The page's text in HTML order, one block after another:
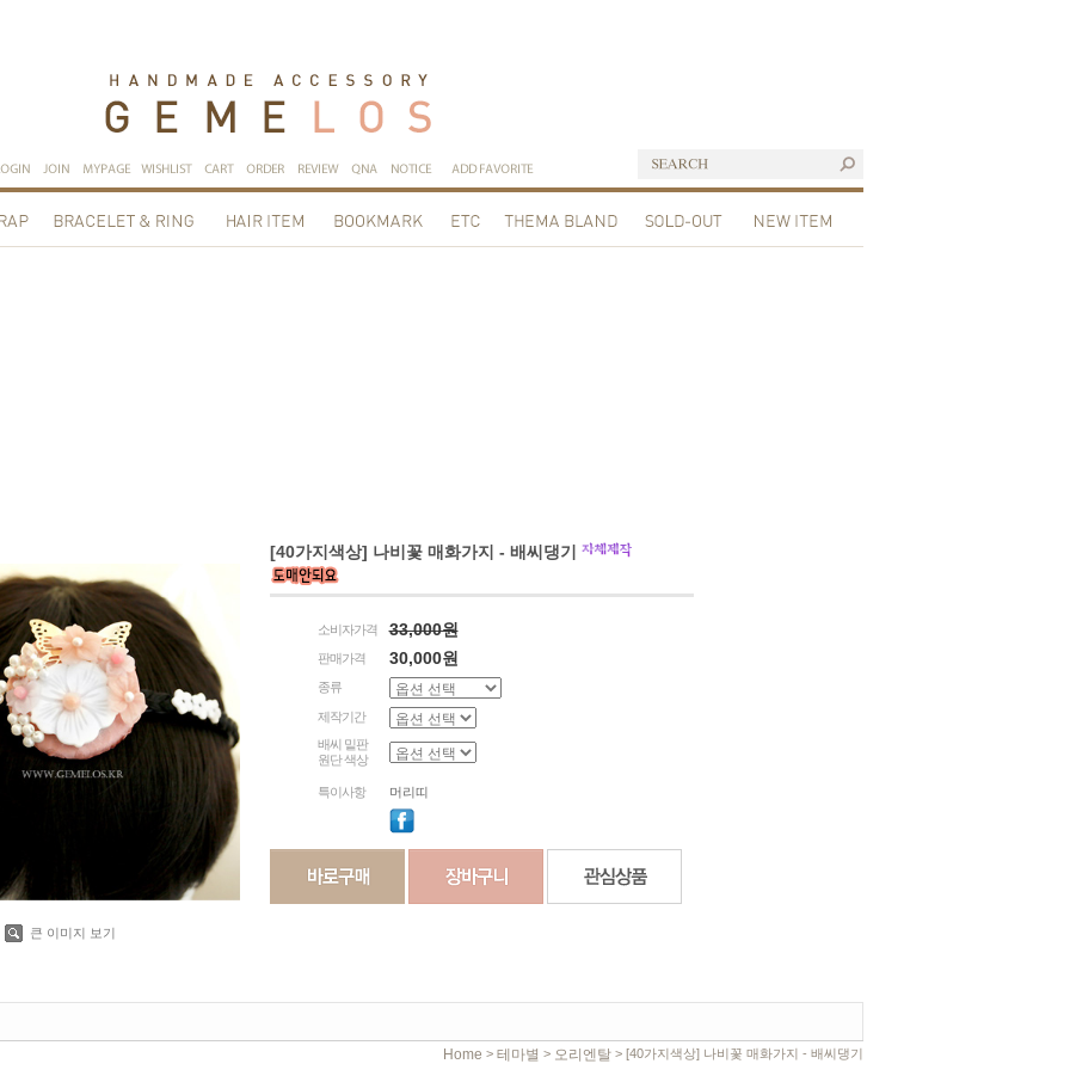
큰 이미지 보기
[40가지색상] 나비꽃 매화가지 - 배씨댕기
소비자가격 33,000원
판매가격 30,000원
종류
제작기간
배씨 밑판
원단 색상
특이사항 머리띠
Home > 테마별 > 오리엔탈> [40가지색상] 나비꽃 매화가지 - 배씨댕기